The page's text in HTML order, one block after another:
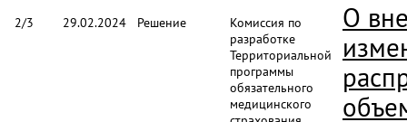
2/3 29.02.2024 Решение
Комиссия по
разработке
Территориальной
программы
обязательного
медицинского
О